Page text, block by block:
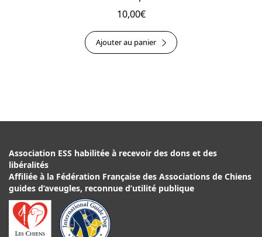
10,00€
Ajouter au panier
Association ESS habilitée à recevoir des dons et des
libéralités
Affiliée à la Fédération Française des Associations de Chiens
guides d’aveugles, reconnue d’utilité publique